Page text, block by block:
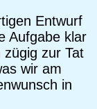
Entwurf
Aufgabe klar
zur Tat
wir am
in